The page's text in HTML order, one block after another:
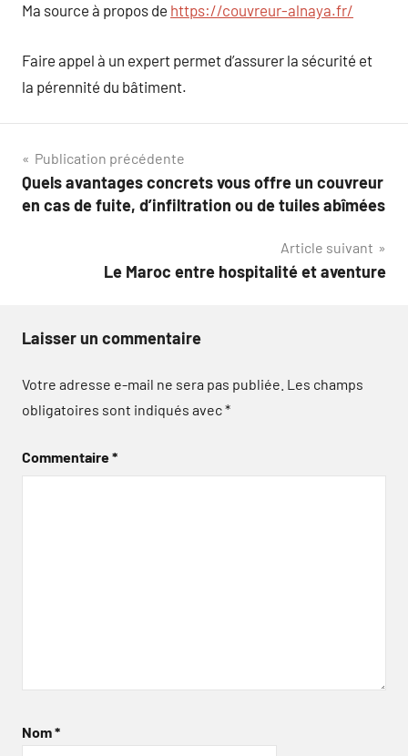
Ma source à propos de https://couvreur-alnaya.fr/
Faire appel à un expert permet d’assurer la sécurité et
la pérennité du bâtiment.
Navigation
de
Publication précédente
Quels avantages concrets vous offre un couvreur
en cas de fuite, d’infiltration ou de tuiles abîmées
Article suivant
Le Maroc entre hospitalité et aventure
Laisser un commentaire
Votre adresse e-mail ne sera pas publiée. Les champs
obligatoires sont indiqués avec*
Commentaire*
Nom*